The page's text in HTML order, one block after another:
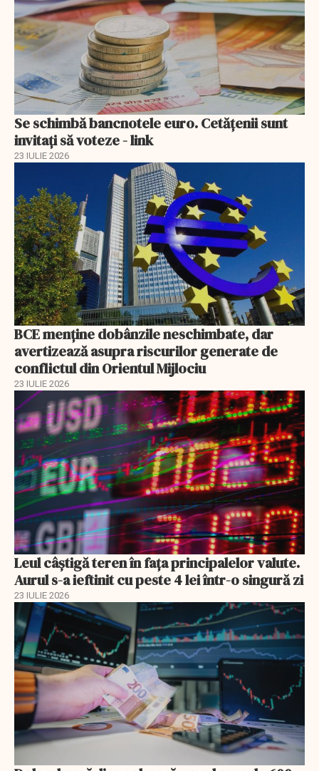
Se schimbă bancnotele euro. Cetățenii sunt
invitați să voteze - link
23 IULIE 2026
BCE menține dobânzile neschimbate, dar
avertizează asupra riscurilor generate de
conflictul din Orientul Mijlociu
23 IULIE 2026
Leul câștigă teren în fața principalelor valute.
Aurul s-a ieftinit cu peste 4 lei într-o singură zi
23 IULIE 2026